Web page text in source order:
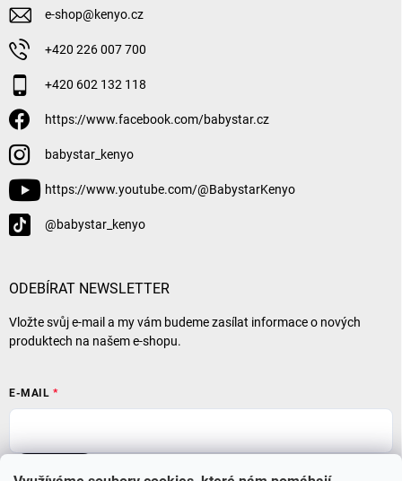
e-shop@kenyo.cz
+420 226 007 700
+420 602 132 118
https://www.facebook.com/babystar.cz
babystar_kenyo
https://www.youtube.com/@BabystarKenyo
@babystar_kenyo
ODEBÍRAT NEWSLETTER
Vložte svůj e-mail a my vám budeme zasílat informace o nových
produktech na našem e-shopu.
E-MAIL